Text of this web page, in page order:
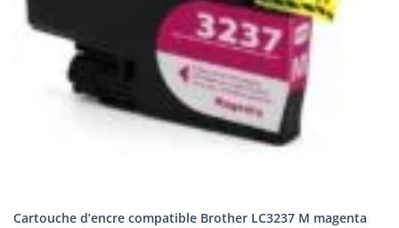
Cartouche d’encre compatible Brother LC3237 M magenta